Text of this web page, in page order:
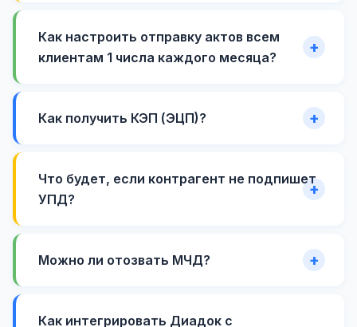
Как настроить отправку актов всем
клиентам 1 числа каждого месяца?
Как получить КЭП (ЭЦП)?
Что будет, если контрагент не подпишет
УПД?
Можно ли отозвать МЧД?
Как интегрировать Диадок с